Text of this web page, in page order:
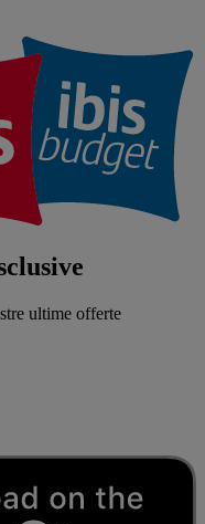
ultime offerte